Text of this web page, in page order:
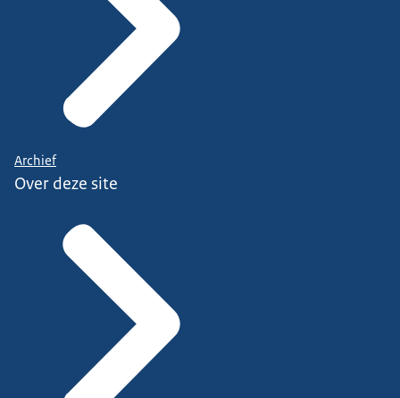
Archief
Over deze site